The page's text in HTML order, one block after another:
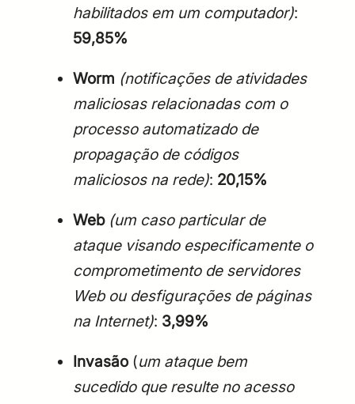
habilitados em um computador):
59,85%
Worm (notificações de atividades
maliciosas relacionadas com o
processo automatizado de
propagação de códigos
maliciosos na rede): 20,15%
Web (um caso particular de
ataque visando especificamente o
comprometimento de servidores
Web ou desfigurações de páginas
na Internet): 3,99%
Invasão (um ataque bem
sucedido que resulte no acesso